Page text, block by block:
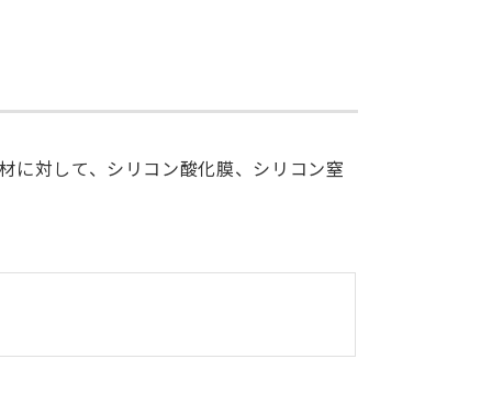
に対して、シリコン酸化膜、シリコン窒